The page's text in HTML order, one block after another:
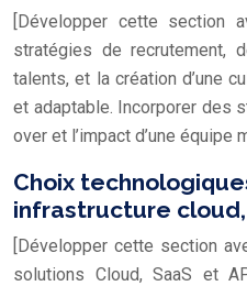
[Développer cette section
stratégies de recrutement,
talents, et la création d’une
et adaptable. Incorporer des
over et l’impact d’une équipe
Choix
infrastructure cloud,
[Développer cette section
solutions Cloud, SaaS et